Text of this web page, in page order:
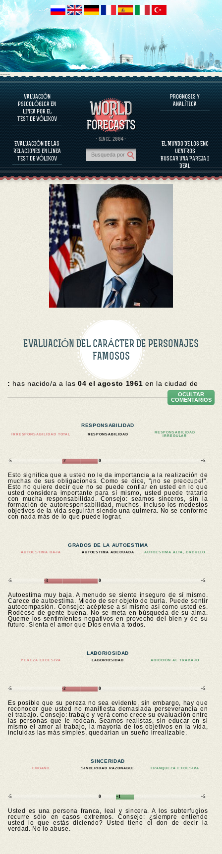
----
VALUACIÓN
PSICOLÓGICA EN
LINEA POR EL
TEST DE VÓLIKOV
EVALUACIÓN DE LAS
RELACIONES EN LINEA
TEST DE VÓLIKOV
· SINCE. 2004 ·
PROGNOSIS Y
ANALÍTICA
EL MUNDO DE LOS ENC
UENTROS
BUSCAR UNA PAREJA I
DEAL
EL PROGRAMA
EVALUAR EL CARÁCTER
EVALUACIÓN DEL CARÁCTER DE PERSONAJES FAMOSOS
EL PROGRAMA
EVALUAR LA COMPATIBILIDAD DE LA PAREJA
PROGNOSIS Y ANALÍTICA
EVALUACIÓN DEL CARÁCTER DE PERSONAJES
FAMOSOS
: has nacido/a a las04 el agosto 1961 en la ciudad de
OCULTAR
COMENTARIOS
RESPONSABILIDAD
IRRESPONSABILIDAD TOTAL RESPONSABILIDAD
RESPONSABILIDAD
IRREGULAR
-5 -2 0 +5
Esto significa que a usted no le da importancia a la realización de
muchas de sus obligaciones. Como se dice, "¡no se preocupe!".
Esto no quiere decir que no se puede confiar en usted en lo que
usted considera importante para sí mismo, usted puede tratarlo
con mucha responsabilidad. Consejo: seamos sinceros, sin la
formación de autoresponsabilidad, muchos, incluso los modestos
objetivos de la vida seguirán siendo una quimera. No se conforme
con nada más de lo que puede lograr.
GRADOS DE LA AUTOESTIMA
AUTOESTIMA BAJA AUTOESTIMA ADECUADA AUTOESTIMA ALTA, ORGULLO
-5 -3 0 +5
Autoestima muy baja. A menudo se siente inseguro de sí mismo.
Carece de autoestima. Miedo de ser objeto de burla. Puede sentir
autocompasión. Consejo: acéptese a si mismo así como usted es.
Rodéese de gente buena. No se meta en búsqueda de su alma.
Queme los sentimientos negativos en provecho del bien y de su
futuro. Sienta el amor que Dios envía a todos.
LABORIOSIDAD
PEREZA EXCESIVA LABORIOSIDAD ADICCIÓN AL TRABAJO
-5 -2 0 +5
Es posible que su pereza no sea evidente, sin embargo, hay que
reconocer que usted no manifiesta demasiada perseverancia en
el trabajo. Consejo: trabaje y verá como crece su evaluación entre
las personas que le rodean. Seamos realistas, sin educar en si
mismo el amor al trabajo, la mayoría de los objetivos en la vida,
incluidas las más simples, quedarían un sueño irrealizable.
SINCERIDAD
ENGAÑO SINCERIDAD RAZONABLE FRANQUEZA EXCESIVA
-5 0 +1 +5
Usted es una persona franca, leal y sincera. A los subterfugios
recurre sólo en casos extremos. Consejo: ¿siempre entiende
usted lo que estás diciendo? Usted tiene el don de decir la
verdad. No lo abuse.